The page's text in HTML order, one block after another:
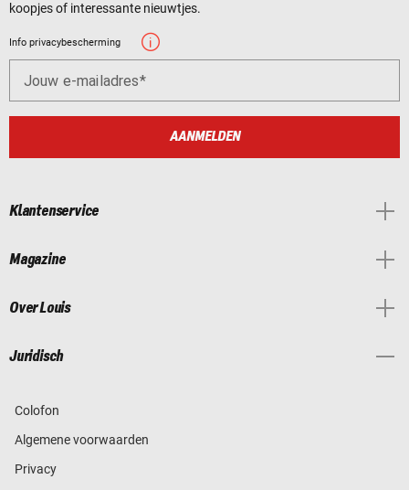
koopjes of interessante nieuwtjes.
Info privacybescherming
Jouw e-mailadres
AANMELDEN
Klantenservice
Magazine
Over Louis
Juridisch
Colofon
Algemene voorwaarden
Privacy